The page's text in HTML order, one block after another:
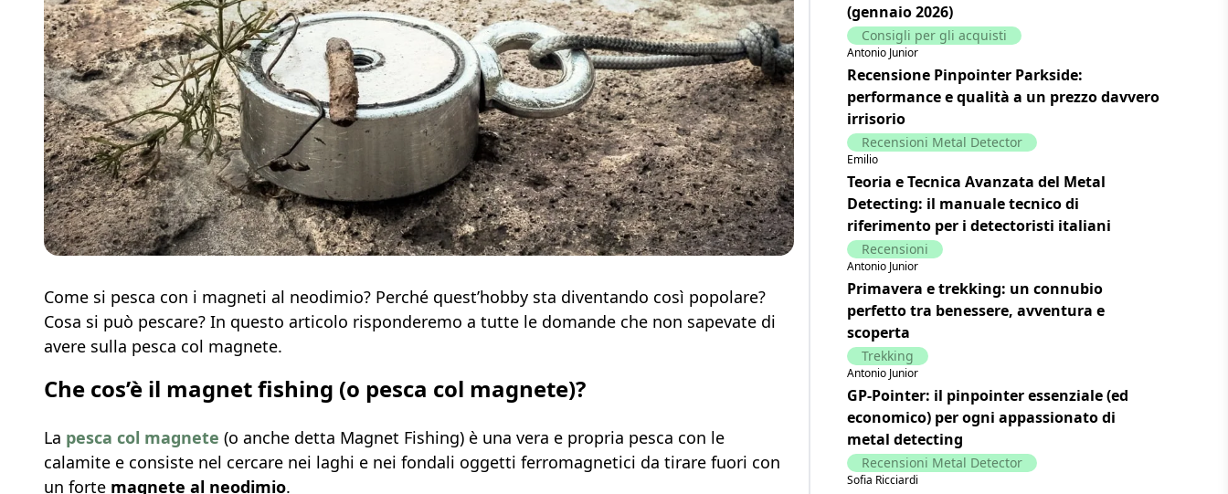
Come si pesca con i magneti al neodimio? Perché quest’hobby sta diventando così popolare?
Cosa si può pescare? In questo articolo risponderemo a tutte le domande che non sapevate di
avere sulla pesca col magnete.
Che cos’è il magnet fishing (o pesca col magnete)?
La pesca col magnete (o anche detta Magnet Fishing) è una vera e propria pesca con le
calamite e consiste nel cercare nei laghi e nei fondali oggetti ferromagnetici da tirare fuori con
un forte magnete al neodimio.
(gennaio 2026)
Consigli per gli acquisti
Antonio Junior
Recensione Pinpointer Parkside:
performance e qualità a un prezzo davvero
irrisorio
Recensioni Metal Detector
Emilio
Teoria e Tecnica Avanzata del Metal
Detecting: il manuale tecnico di
riferimento per i detectoristi italiani
Recensioni
Antonio Junior
Primavera e trekking: un connubio
perfetto tra benessere, avventura e
scoperta
Trekking
Antonio Junior
GP-Pointer: il pinpointer essenziale (ed
economico) per ogni appassionato di
metal detecting
Recensioni Metal Detector
Sofia Ricciardi